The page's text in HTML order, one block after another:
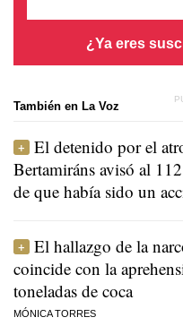
¿Ya eres
También en La Voz
El detenido por el
Bertamiráns avisó al
de que había sido un
El hallazgo de la
coincide con la
toneladas de coca
MÓNICA TORRES